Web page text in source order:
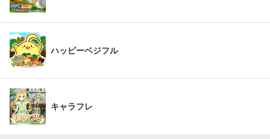
ハッピーベジフル
キャラフレ